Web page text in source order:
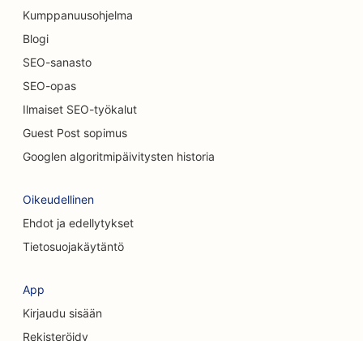
SEO autokauppiaille
SEO kissakahviloille
Kemiallisia kuorintapalveluja koskeva
hakukoneoptimointi
SEO vaatekaupoille
SEO kraniofaciaalisille kirurgeille
SEO kahviloille
SEO luottoyhteisöille
Kumppanuusohjelma
Blogi
SEO-sanasto
SEO-opas
Ilmaiset SEO-työkalut
Guest Post sopimus
Googlen algoritmipäivitysten historia
Oikeudellinen
Ehdot ja edellytykset
Tietosuojakäytäntö
App
Kirjaudu sisään
Rekisteröidy